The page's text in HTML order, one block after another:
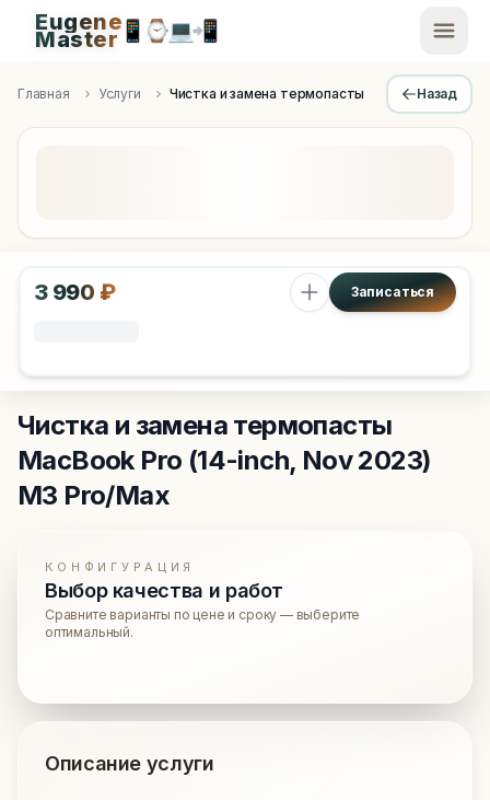
Apple Diagnostics & Engineering Authority in Saint
Eugene
Master📱 ⌚💻📲
Главная Услуги Чистка и замена термопасты Назад
3 990 ₽ Записаться
Чистка и замена термопасты
MacBook Pro (14-inch, Nov 2023)
M3 Pro/Max
КОНФИГУРАЦИЯ
Выбор качества и работ
Сравните варианты по цене и сроку — выберите
оптимальный.
Описание услуги